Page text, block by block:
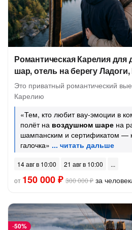
Романтическая Карелия
шар, отель на берегу
Это приватный романтический
Карелию
«Тем, кто любит вау-эмоции в
полёт на воздушном шаре на
шампанским и сертификатом —
галочка»
14 авг в 10:00
21 авг в 10:00
от 150 000 ₽ 300 000 ₽ за
-50%